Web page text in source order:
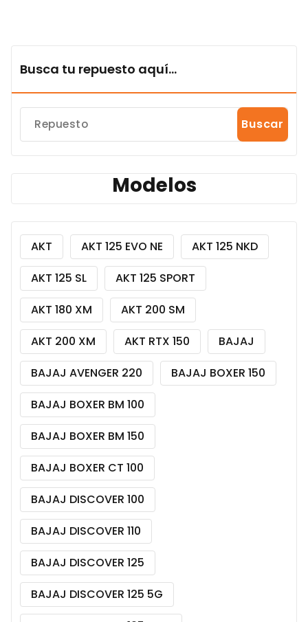
Busca tu repuesto aquí...
Buscar
Modelos
AKT AKT 125 EVO NE
AKT 125 NKD
AKT 125 SL
AKT 125 SPORT
AKT 180 XM
AKT 200 SM
AKT 200 XM
AKT RTX 150
BAJAJ
BAJAJ AVENGER 220
BAJAJ BOXER 150
BAJAJ BOXER BM 100
BAJAJ BOXER BM 150
BAJAJ BOXER CT 100
BAJAJ DISCOVER 100
BAJAJ DISCOVER 110
BAJAJ DISCOVER 125
BAJAJ DISCOVER 125 5G